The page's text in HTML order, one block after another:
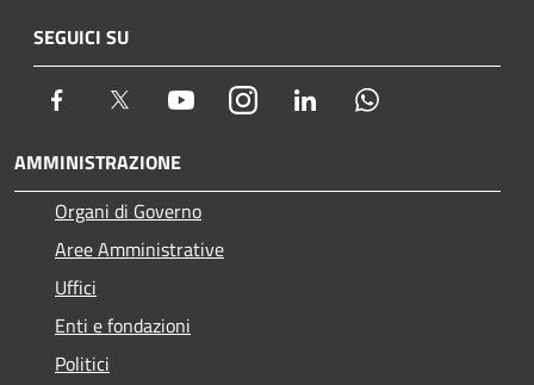
SEGUICI SU
Facebook Twitter YoutubeInstagram LinkedIn
AMMINISTRAZIONE
Organi di Governo
Aree Amministrative
Uffici
Enti e fondazioni
Politici